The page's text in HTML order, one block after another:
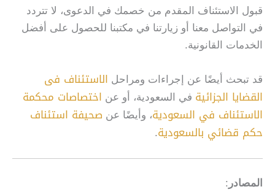
قبول الاستئناف المقدم من خصمك في الدعوى، لا تتردد
في التواصل معنا أو زيارتنا في مكتبنا للحصول على أفضل
الخدمات القانونية.
قد تبحث أيضًا عن إجراءات ومراحل الاستئناف فى
القضايا الجزائية في السعودية، أو عن اختصاصات محكمة
الاستئناف في السعودية، وأيضًا عن صحيفة استئناف
حكم قضائي بالسعودية.
المصادر :